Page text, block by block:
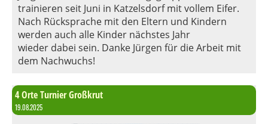
trainieren seit Juni in Katzelsdorf mit vollem Eifer.
Nach Rücksprache mit den Eltern und Kindern
werden auch alle Kinder nächstes Jahr
wieder dabei sein. Danke Jürgen für die Arbeit mit
dem Nachwuchs!
4 Orte Turnier Großkrut
19.08.2025